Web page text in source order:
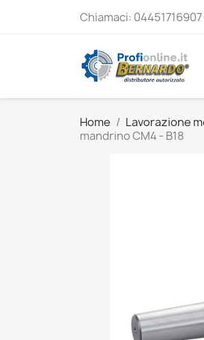
Chiamaci:
Home Lavorazione
mandrino CM4 - B18